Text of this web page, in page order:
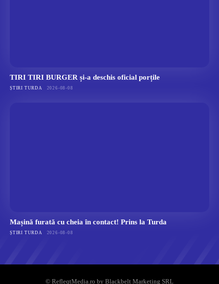
TIRI TIRI BURGER și-a deschis oficial porțile
ȘTIRI TURDA 2026-08-08
Mașină furată cu cheia în contact! Prins la Turda
ȘTIRI TURDA 2026-08-08
© RefleqtMedia.ro by Blackbelt Marketing SRL